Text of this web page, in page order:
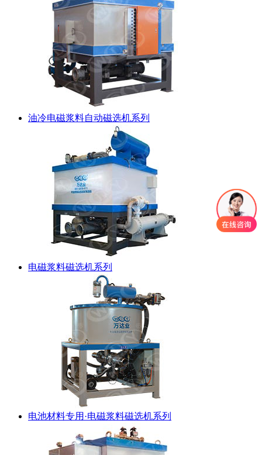
油冷电磁浆料自动磁选机系列
电磁浆料磁选机系列
电池材料专用·电磁浆料磁选机系列